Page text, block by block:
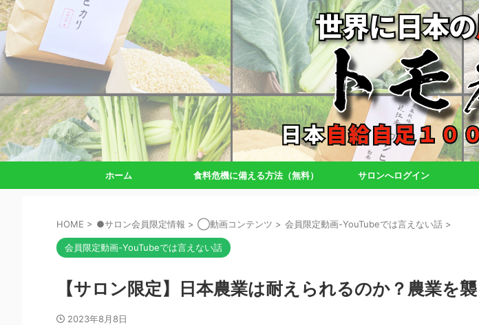
ホーム 食料危機に備える方法（無料） サロンへログイン
HOME > ●サロン会員限定情報 > ◯動画コンテンツ > 会員限定動画-YouTubeでは言えない話 >
会員限定動画-YouTubeでは言えない話
【サロン限定】日本農業は耐えられるのか？農業を
2023年8月8日